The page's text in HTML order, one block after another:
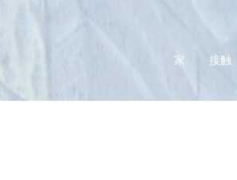
家 接触